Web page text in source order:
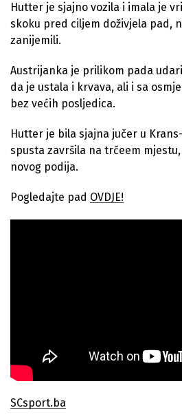
Hutter je sjajno vozila i imala je
skoku pred ciljem doživjela pad,
zanijemili.
Austrijanka je prilikom pada
da je ustala i krvava, ali i sa
bez većih posljedica.
Hutter je bila sjajna jučer u
spusta završila na trčeem
novog podija.
Pogledajte pad OVDJE!
SCsport.ba